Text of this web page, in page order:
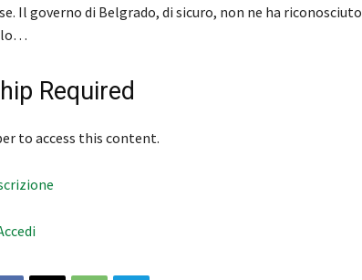
Il governo di Belgrado, di sicuro, non ne ha riconosciuto
lo…
Required
to access this content.